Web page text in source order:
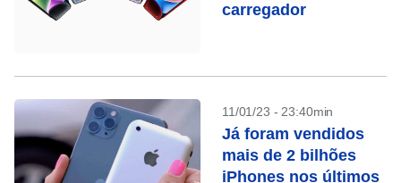
carregador
11/01/23 - 23:40min
Já foram vendidos
mais de 2 bilhões
iPhones nos últimos